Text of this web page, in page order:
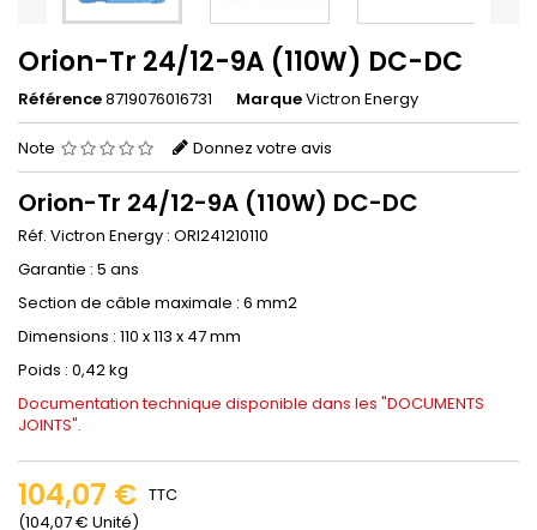
Orion-Tr 24/12-9A (110W) DC-DC
Référence8719076016731 MarqueVictron Energy
Note Donnez votre avis
Orion-Tr 24/12-9A (110W) DC-DC
Réf. Victron Energy : ORI241210110
Garantie : 5 ans
Section de câble maximale : 6 mm2
Dimensions : 110 x 113 x 47 mm
Poids : 0,42 kg
Documentation technique disponible dans les "DOCUMENTS
JOINTS".
104,07 €
(104,07 € Unité)
TTC